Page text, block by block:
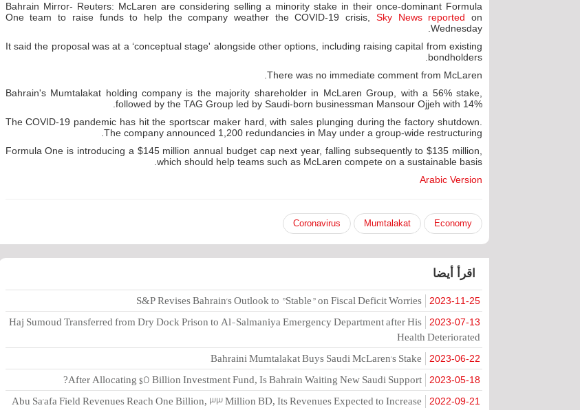
Bahrain Mirror- Reuters: McLaren are considering selling a minority stake in their once-dominant Formula
One team to raise funds to help the company weather the COVID-19 crisis, Sky News reported on
Wednesday.
It said the proposal was at a ‘conceptual stage' alongside other options, including raising capital from existing
bondholders.
There was no immediate comment from McLaren.
Bahrain's Mumtalakat holding company is the majority shareholder in McLaren Group, with a 56% stake,
followed by the TAG Group led by Saudi-born businessman Mansour Ojjeh with 14%.
The COVID-19 pandemic has hit the sportscar maker hard, with sales plunging during the factory shutdown.
The company announced 1,200 redundancies in May under a group-wide restructuring.
Formula One is introducing a $145 million annual budget cap next year, falling subsequently to $135 million,
which should help teams such as McLaren compete on a sustainable basis.
Arabic Version
Economy
Mumtalakat
Coronavirus
اقرأ أيضا
2023-11-25
S&P Revises Bahrain's Outlook to "Stable" on Fiscal Deficit Worries
2023-07-13
Haj Sumoud Transferred from Dry Dock Prison to Al-Salmaniya Emergency Department after His
Health Deteriorated
2023-06-22
Bahraini Mumtalakat Buys Saudi McLaren's Stake
2023-05-18
After Allocating $5 Billion Investment Fund, Is Bahrain Waiting New Saudi Support?
2022-09-21
Abu Sa'afa Field Revenues Reach One Billion, 33 Million BD, Its Revenues Expected to Increase